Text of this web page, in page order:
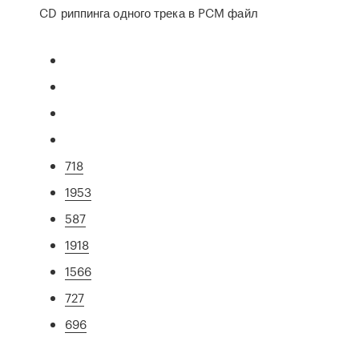
CD риппинга одного трека в PCM файл
718
1953
587
1918
1566
727
696